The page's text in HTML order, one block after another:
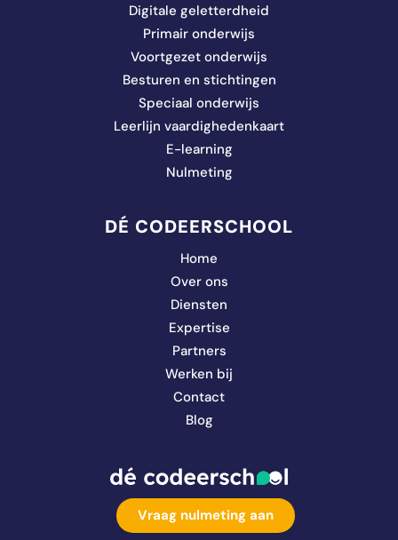
Digitale geletterdheid
Primair onderwijs
Voortgezet onderwijs
Besturen en stichtingen
Speciaal onderwijs
Leerlijn vaardighedenkaart
E-learning
Nulmeting
DÉ CODEERSCHOOL
Home
Over ons
Diensten
Expertise
Partners
Werken bij
Contact
Blog
Vraag nulmeting aan